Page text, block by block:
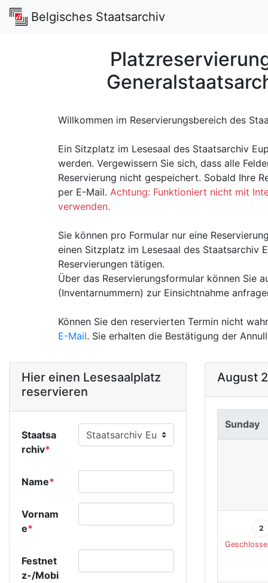
Belgisches Staatsarchiv
Willkommen im Reservierungsbereich des
Ein Sitzplatz im Lesesaal des Staatsarchiv
werden. Vergewissern Sie sich, dass alle
Reservierung nicht gespeichert. Sobald Ihre
per E-Mail. Achtung: Funktioniert nicht mit
verwenden.
Sie können pro Formular nur eine
einen Sitzplatz im Lesesaal des Staatsarchiv
Reservierungen tätigen.
Über das Reservierungsformular können Sie
(Inventarnummern) zur Einsichtnahme
Können Sie den reservierten Termin nicht
E-Mail. Sie erhalten die Bestätigung der
Hier einen Lesesaalplatz
reservieren
Staatsa
rchiv*
Name*
Vornam
e*
Festnet
z-/Mobi
August
Sunday
2